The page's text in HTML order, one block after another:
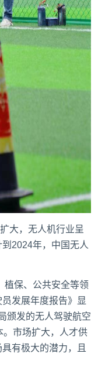
大，无人机行业呈
2024年，中国无人
保、公共安全等领
发展年度报告》显
颁发的无人驾驶航空
市场扩大，人才供
有极大的潜力，且